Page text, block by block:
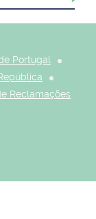
Portugal
Reclamações